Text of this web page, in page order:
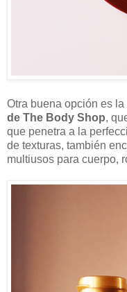
Otra buena opción es la
de The Body Shop,
que penetra a la
de texturas, también
multiusos para cuerpo,